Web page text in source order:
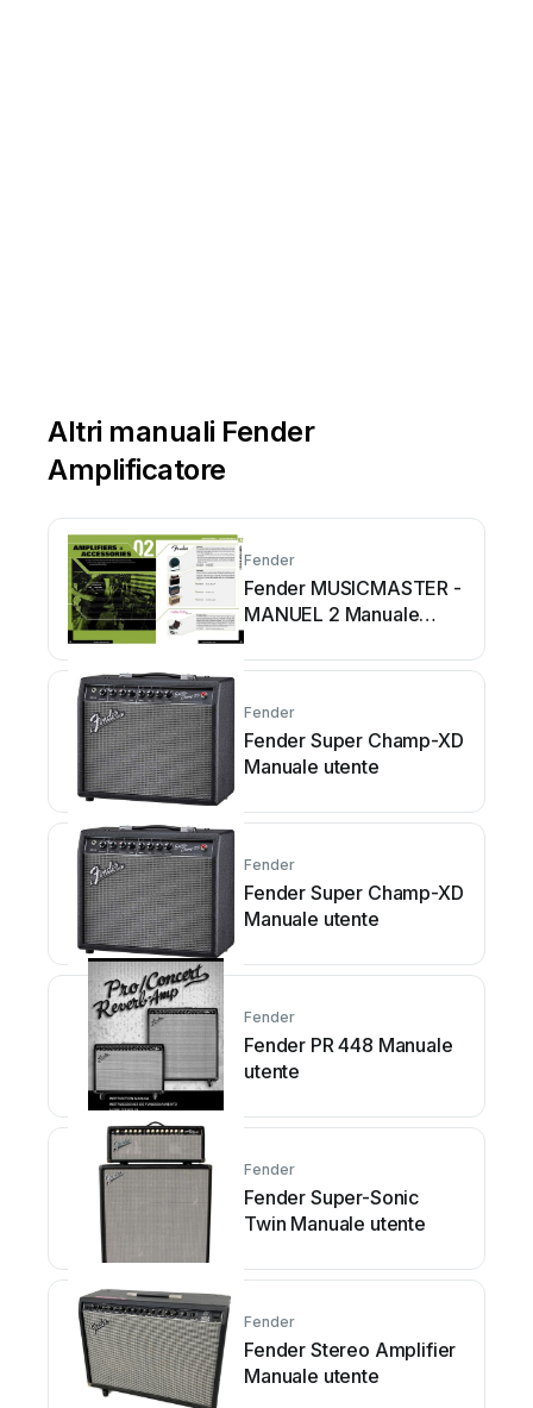
Altri manuali Fender
Amplificatore
Fender
Fender MUSICMASTER -
MANUEL 2 Manuale
Fender
Fender Super Champ-XD
Manuale utente
Fender
Fender Super Champ-XD
Manuale utente
Fender
Fender PR 448 Manuale
utente
Fender
Fender Super-Sonic
Twin Manuale utente
Fender
Fender Stereo Amplifier
Manuale utente